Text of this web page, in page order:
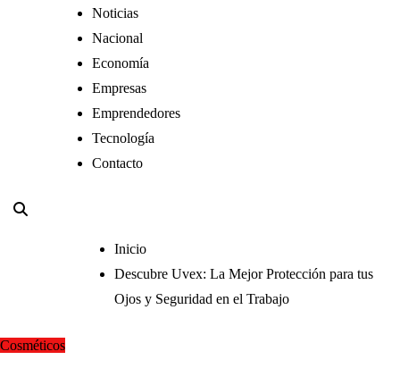
Noticias
Nacional
Economía
Empresas
Emprendedores
Tecnología
Contacto
Inicio
Descubre Uvex: La Mejor Protección para tus
Ojos y Seguridad en el Trabajo
Cosméticos